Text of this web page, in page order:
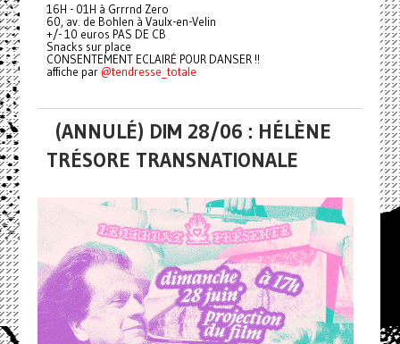
16H - 01H à Grrrnd Zero
60, av. de Bohlen à Vaulx-en-Velin
+/- 10 euros PAS DE CB
Snacks sur place
CONSENTEMENT ECLAIRÉ POUR DANSER !!
affiche par @tendresse_totale
(ANNULÉ) DIM 28/06 : HÉLÈNE
TRÉSORE TRANSNATIONALE